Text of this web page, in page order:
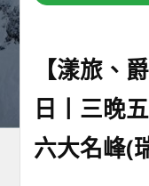
【漾旅、
日丨三晚
六大名峰(